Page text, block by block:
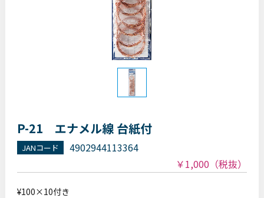
P-21 エナメル線 台紙付
JANコード
4902944113364
￥1,000 （税抜）
¥100×10付き